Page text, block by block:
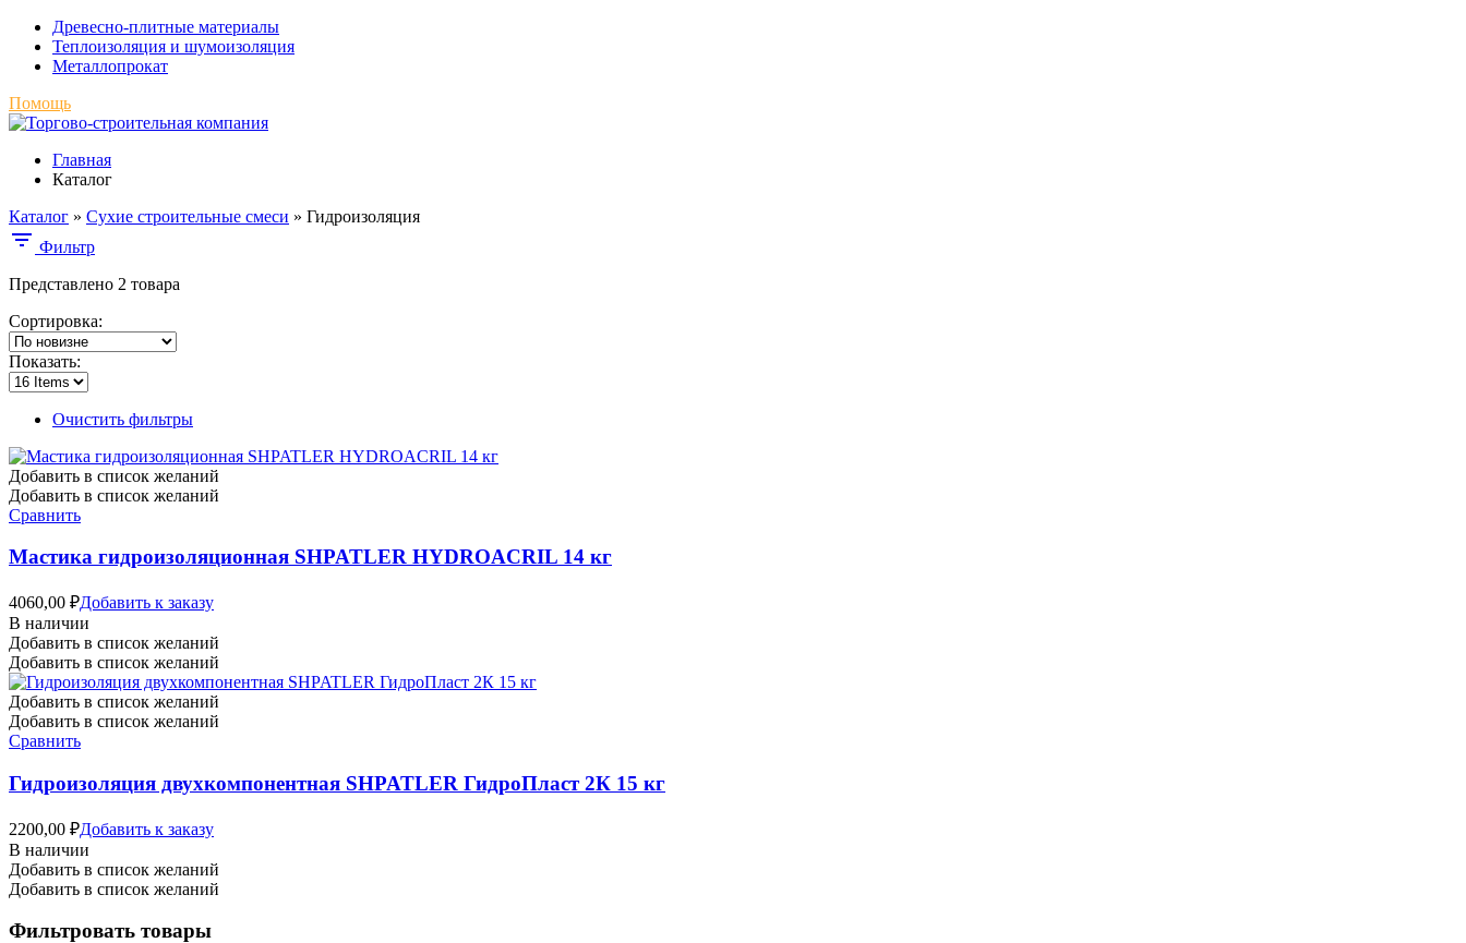
Древесно-плитные материалы
Теплоизоляция и шумоизоляция
Металлопрокат
Помощь
Главная
Каталог
Каталог » Сухие строительные смеси » Гидроизоляция
Фильтр
Представлено 2 товара
Сортировка:
Показать:
Очистить фильтры
Добавить в список желаний
Добавить в список желаний
Сравнить
Мастика гидроизоляционная SHPATLER HYDROACRIL 14 кг
4060,00 ₽Добавить к заказу
В наличии
Добавить в список желаний
Добавить в список желаний
Добавить в список желаний
Добавить в список желаний
Сравнить
Гидроизоляция двухкомпонентная SHPATLER ГидроПласт 2К 15 кг
2200,00 ₽Добавить к заказу
В наличии
Добавить в список желаний
Добавить в список желаний
Фильтровать товары